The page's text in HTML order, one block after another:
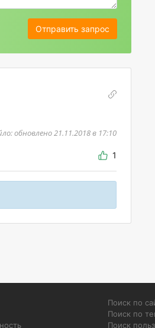
Отправить запрос
обновлено 21.11.2018 в 17:10
1
Поиск по
Поиск по
Поиск